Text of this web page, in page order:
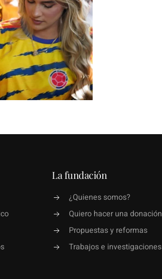
La fundación
¿Quienes somos?
Quiero hacer una donación
Propuestas y reformas
Trabajos e investigaciones